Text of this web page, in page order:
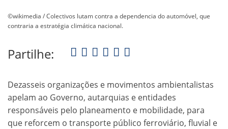
©wikimedia / Colectivos lutam contra a dependencia do automóvel, que
contraria a estratégia climática nacional.
Partilhe:
Dezasseis organizações e movimentos ambientalistas
apelam ao Governo, autarquias e entidades
responsáveis pelo planeamento e mobilidade, para
que reforcem o transporte público ferroviário, fluvial e